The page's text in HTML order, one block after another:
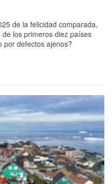
de la felicidad comparada,
los primeros diez países
por defectos ajenos?